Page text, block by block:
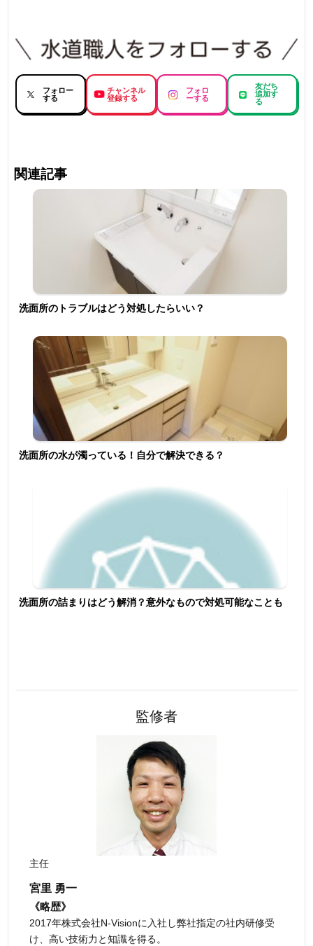
フォロー
する
チャンネル
登録する
フォロ
ーする
友だち
追加す
る
関連記事
洗面所のトラブルはどう対処したらいい？
洗面所の水が濁っている！自分で解決できる？
洗面所の詰まりはどう解消？意外なもので対処可能なことも
監修者
主任
宮里 勇一
《略歴》
2017年株式会社N-Visionに入社し弊社指定の社内研修受
け、高い技術力と知識を得る。